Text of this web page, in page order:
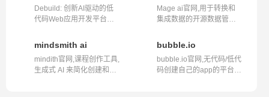
Debuild: 创新AI驱动的低
代码Web应用开发平台
Mage ai官网,用于转换和
集成数据的开源数据管道
mindsmith ai
mindith官网,课程创作工具,
生成式 AI 来简化创建和共
bubble.io
bubble.io官网,无代码/低代
码创建自己的app的平台网